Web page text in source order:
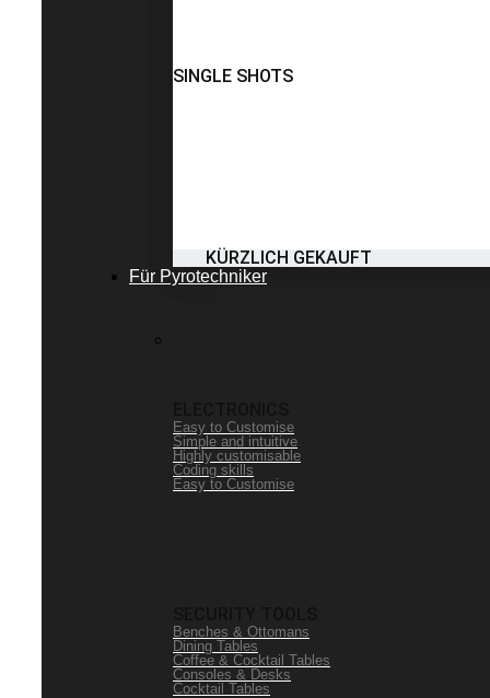
SINGLE SHOTS
KÜRZLICH GEKAUFT
Für Pyrotechniker
Easy to Customise
Simple and intuitive
Highly customisable
Coding skills
Easy to Customise
Benches & Ottomans
Dining Tables
Coffee & Cocktail Tables
Consoles & Desks
Cocktail Tables